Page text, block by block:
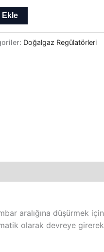
Ekle
Doğalgaz Regülatörleri
aralığına düşürmek için
olarak devreye girerek